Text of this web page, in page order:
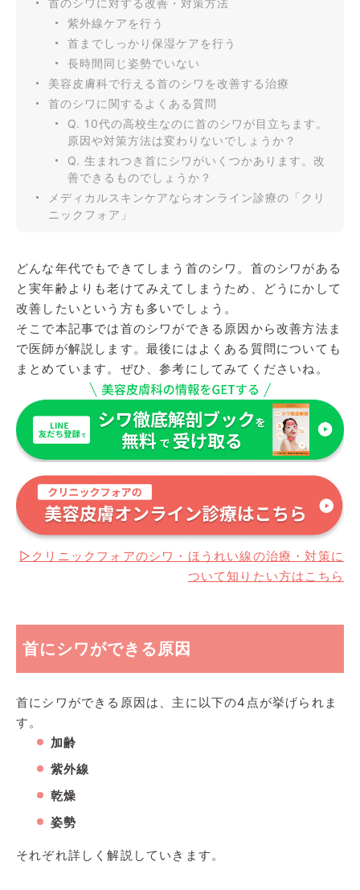
首のシワに対する改善・対策方法
紫外線ケアを行う
首までしっかり保湿ケアを行う
長時間同じ姿勢でいない
美容皮膚科で行える首のシワを改善する治療
首のシワに関するよくある質問
Q. 10代の高校生なのに首のシワが目立ちます。
原因や対策方法は変わりないでしょうか？
Q. 生まれつき首にシワがいくつかあります。改
善できるものでしょうか？
メディカルスキンケアならオンライン診療の「クリ
ニックフォア」
どんな年代でもできてしまう首のシワ。首のシワがある
と実年齢よりも老けてみえてしまうため、どうにかして
改善したいという方も多いでしょう。
そこで本記事では首のシワができる原因から改善方法ま
で医師が解説します。最後にはよくある質問についても
まとめています。ぜひ、参考にしてみてくださいね。
▷クリニックフォアのシワ・ほうれい線の治療・対策に
ついて知りたい方はこちら
首にシワができる原因
首にシワができる原因は、主に以下の4点が挙げられま
す。
加齢
紫外線
乾燥
姿勢
それぞれ詳しく解説していきます。